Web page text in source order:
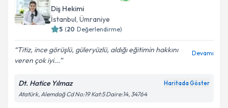
Diş Hekimi
İstanbul, Ümraniye
5 (20 Değerlendirme)
Titiz, ince görüşlü, güleryüzlü, aldığı eğitimin hakkını
veren çok iyi...
Devamı
Dt. Hatice Yılmaz Haritada Göster
Atatürk, Alemdağ Cd No:19 Kat:5 Daire:14, 34764